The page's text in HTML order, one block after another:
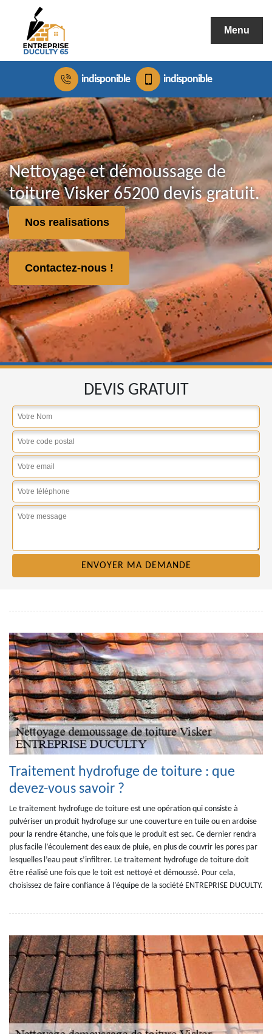
Menu
indisponible indisponible
Nettoyage et démoussage de
toiture Visker 65200 devis gratuit.
Nos realisations
Contactez-nous !
DEVIS GRATUIT
Traitement hydrofuge de toiture : que
devez-vous savoir ?
Le traitement hydrofuge de toiture est une opération qui consiste à
pulvériser un produit hydrofuge sur une couverture en tuile ou en ardoise
pour la rendre étanche, une fois que le produit est sec. Ce dernier rendra
plus facile l’écoulement des eaux de pluie, en plus de couvrir les pores par
lesquelles l’eau peut s’infiltrer. Le traitement hydrofuge de toiture doit
être réalisé une fois que le toit est nettoyé et démoussé. Pour cela,
choisissez de faire confiance à l’équipe de la société ENTREPRISE DUCULTY.